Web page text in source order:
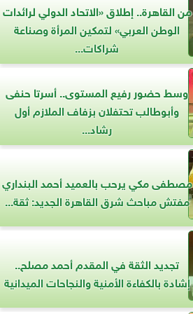
من القاهرة.. إطلاق «الاتحاد الدولي لرائدات
الوطن العربي» لتمكين المرأة وصناعة
شراكات...
وسط حضور رفيع المستوى.. أسرتا حنفى
وأبوطالب تحتفلان بزفاف الملازم أول
رشاد...
مصطفى مكي يرحب بالعميد أحمد البنداري
مفتش مباحث شرق القاهرة الجديد: ثقة...
تجديد الثقة في المقدم أحمد مصلح..
إشادة بالكفاءة الأمنية والنجاحات الميدانية